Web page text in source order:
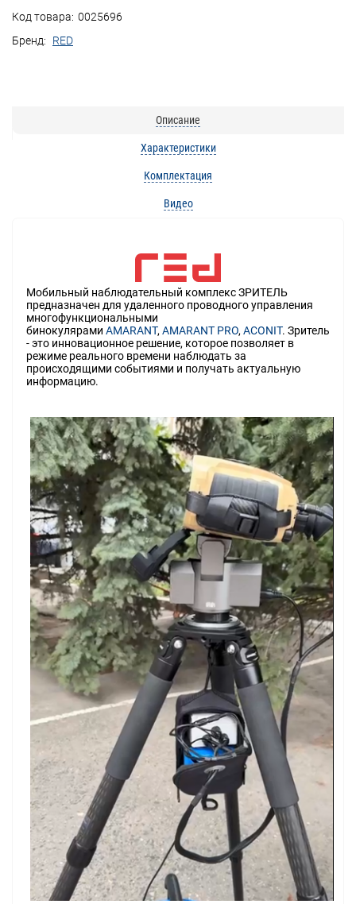
Код товара: 0025696
Бренд:
RED
Описание
Характеристики
Комплектация
Видео
Мобильный наблюдательный комплекс ЗРИТЕЛЬ
предназначен для удаленного проводного управления
многофункциональными
бинокулярами AMARANT, AMARANT PRO, ACONIT. Зритель
- это инновационное решение, которое позволяет в
режиме реального времени наблюдать за
происходящими событиями и получать актуальную
информацию.